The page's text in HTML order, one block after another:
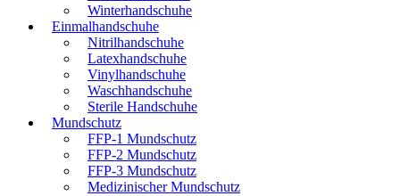
Winterhandschuhe
Einmalhandschuhe
Nitrilhandschuhe
Latexhandschuhe
Vinylhandschuhe
Waschhandschuhe
Sterile Handschuhe
Mundschutz
FFP-1 Mundschutz
FFP-2 Mundschutz
FFP-3 Mundschutz
Medizinischer Mundschutz